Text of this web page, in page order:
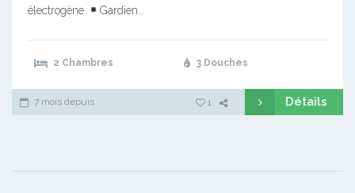
électrogène
Gardien…
2 Chambres 3 Douches
7 mois depuis 1 Détails